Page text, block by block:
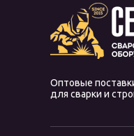
OK Tigrod
OK Tigrod
OK Tigrod
OK Tigrod
Оптовые
для сварки и